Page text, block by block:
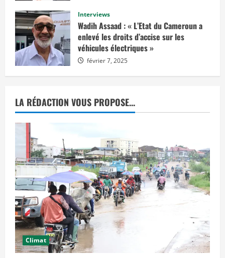
é
s
i
o
u
s
t
i
c
e
p
r
o
n
o
n
c
é
e
a
février 14, 2025
Interviews
Wadih Assaad : « L’Etat du Cameroun a
enlevé les droits d’accise sur les
véhicules électriques »
février 7, 2025
LA RÉDACTION VOUS PROPOSE...
Climat